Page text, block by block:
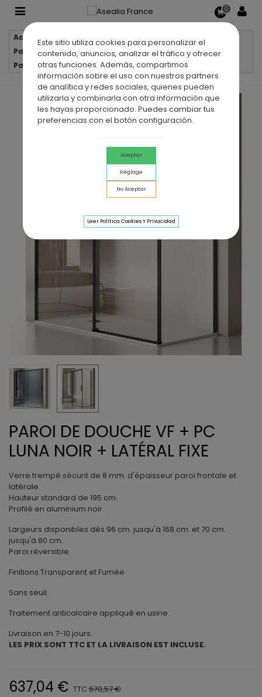
Este sitio utiliza cookies para personalizar el
contenido, anuncios, analizar el tráfico y ofrecer
otras funciones. Además, compartimos
información sobre el uso con nuestros partners
de analítica y redes sociales, quienes pueden
utilizarla y combinarla con otra información que
les hayas proporcionado. Puedes cambiar tus
preferencias con el botón configuración.
Aceptar
Réglage
No Aceptar
Leer Política Cookies Y Privacidad
0
Accueil
Parois de douche 1 verre fixe + 1 porte coulissante
Paroi de douche VF + PC LUNA NOIR + latéral fixe
PAROI DE DOUCHE VF + PC
LUNA NOIR + LATÉRAL FIXE
Verre trempé sécurit de 8 mm. d'épaisseur paroi frontale et
latérale.
Hauteur standard de 195 cm.
Profilé en aluminium noir.
Largeurs disponibles dès 96 cm. jusqu'à 168 cm. et 70 cm.
jusqu'à 80 cm.
Paroi réversible.
Finitions Transparent et Fumée
Sans seuil.
Traitement anticalcaire appliqué en usine.
Livraison en 7-10 jours.
LES PRIX SONT TTC ET LA LIVRAISON EST INCLUSE.
637,04 € TTC 670,57 €